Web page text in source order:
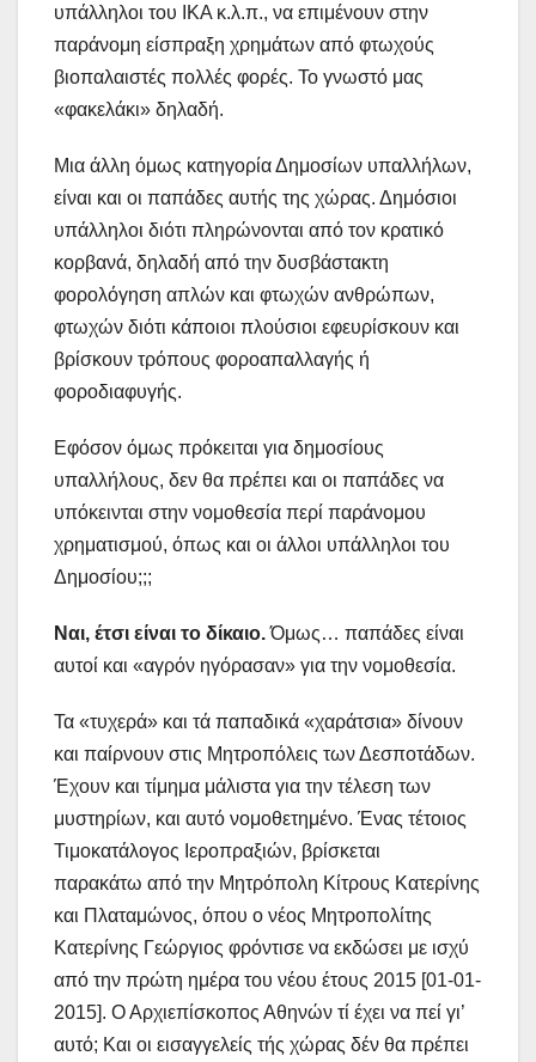
υπάλληλοι του ΙΚΑ κ.λ.π., να επιμένουν στην
παράνομη είσπραξη χρημάτων από φτωχούς
βιοπαλαιστές πολλές φορές. Το γνωστό μας
«φακελάκι» δηλαδή.
Μια άλλη όμως κατηγορία Δημοσίων υπαλλήλων,
είναι και οι παπάδες αυτής της χώρας. Δημόσιοι
υπάλληλοι διότι πληρώνονται από τον κρατικό
κορβανά, δηλαδή από την δυσβάστακτη
φορολόγηση απλών και φτωχών ανθρώπων,
φτωχών διότι κάποιοι πλούσιοι εφευρίσκουν και
βρίσκουν τρόπους φοροαπαλλαγής ή
φοροδιαφυγής.
Εφόσον όμως πρόκειται για δημοσίους
υπαλλήλους, δεν θα πρέπει και οι παπάδες να
υπόκεινται στην νομοθεσία περί παράνομου
χρηματισμού, όπως και οι άλλοι υπάλληλοι του
Δημοσίου;;;
Ναι, έτσι είναι το δίκαιο.Όμως… παπάδες είναι
αυτοί και «αγρόν ηγόρασαν» για την νομοθεσία.
Τα «τυχερά» και τά παπαδικά «χαράτσια» δίνουν
και παίρνουν στις Μητροπόλεις των Δεσποτάδων.
Έχουν και τίμημα μάλιστα για την τέλεση των
μυστηρίων, και αυτό νομοθετημένο. Ένας τέτοιος
Τιμοκατάλογος Ιεροπραξιών, βρίσκεται
παρακάτω από την Μητρόπολη Κίτρους Κατερίνης
και Πλαταμώνος, όπου ο νέος Μητροπολίτης
Κατερίνης Γεώργιος φρόντισε να εκδώσει με ισχύ
από την πρώτη ημέρα του νέου έτους 2015 [01-01-
2015]. Ο Αρχιεπίσκοπος Αθηνών τί έχει να πεί γι’
αυτό; Και οι εισαγγελείς τής χώρας δέν θα πρέπει